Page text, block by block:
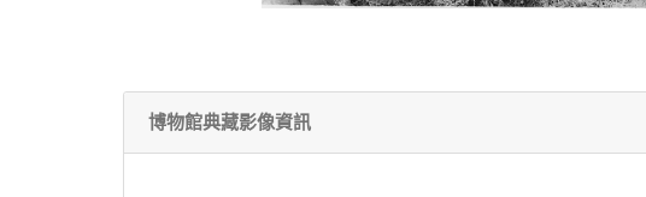
博物館典藏影像資訊